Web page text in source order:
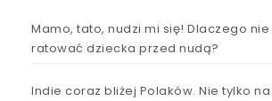
Mamo, tato, nudzi mi się! Dlaczego
ratować dziecka przed nudą?
Indie coraz bliżej Polaków. Nie tylko